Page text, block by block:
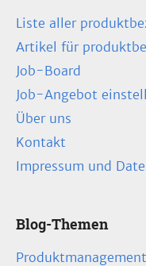
Liste aller
Artikel für
Job-Board
Job-Angebot
Über uns
Kontakt
Impressum und
Blog-Themen
Produktmanagement